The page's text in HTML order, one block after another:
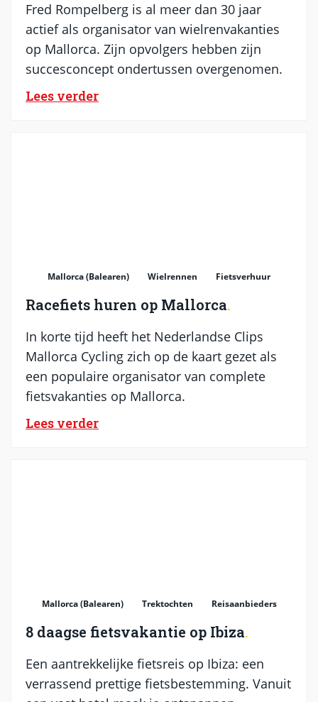
Fred Rompelberg is al meer dan 30 jaar
actief als organisator van wielrenvakanties
op Mallorca. Zijn opvolgers hebben zijn
succesconcept ondertussen overgenomen.
Lees verder
Mallorca (Balearen) Wielrennen Fietsverhuur
Racefiets huren op Mallorca
In korte tijd heeft het Nederlandse Clips
Mallorca Cycling zich op de kaart gezet als
een populaire organisator van complete
fietsvakanties op Mallorca.
Lees verder
Mallorca (Balearen) Trektochten Reisaanbieders
8 daagse fietsvakantie op Ibiza
Een aantrekkelijke fietsreis op Ibiza: een
verrassend prettige fietsbestemming. Vanuit